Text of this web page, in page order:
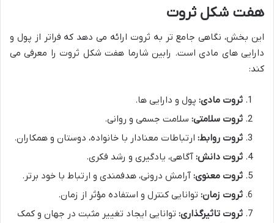
هفت شکل ثروت
این بخش، نگاهی جامع تر به ثروت ارائه می دهد که فراتر از پول و
دارایی های مادی است. رابین شارما هفت شکل ثروت را معرفی می
کند:
ثروت مادی: پول و دارایی ها.
ثروت سلامتی: سلامت جسمی و روانی.
ثروت روابط: ارتباطات معنادار با خانواده، دوستان و همکاران.
ثروت دانش: آگاهی، یادگیری و رشد فکری.
ثروت معنوی: آرامش درونی، هدفمندی و ارتباط با خود برتر.
ثروت زمان: توانایی کنترل و استفاده مؤثر از زمان.
ثروت تاثیرگذاری: توانایی ایجاد تغییر مثبت در جهان و کمک